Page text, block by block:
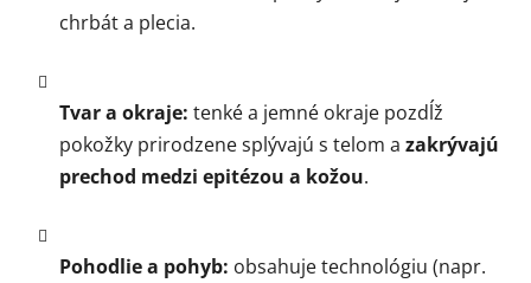
chrbát a plecia.
Tvar a okraje: tenké a jemné okraje pozdĺž
pokožky prirodzene splývajú s telom a zakrývajú
prechod medzi epitézou a kožou.
Pohodlie a pohyb: obsahuje technológiu (napr.